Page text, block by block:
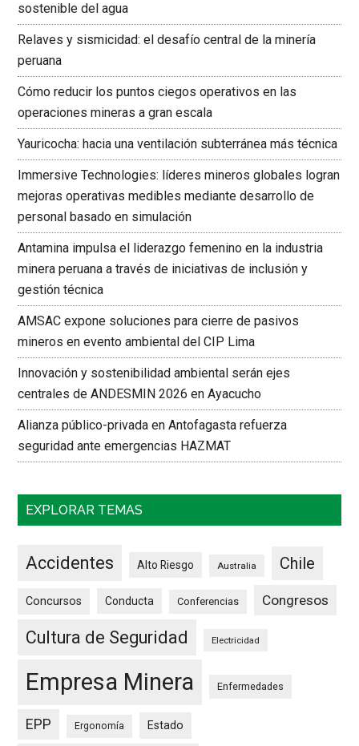
sostenible del agua
Relaves y sismicidad: el desafío central de la minería
peruana
Cómo reducir los puntos ciegos operativos en las
operaciones mineras a gran escala
Yauricocha: hacia una ventilación subterránea más técnica
Immersive Technologies: líderes mineros globales logran
mejoras operativas medibles mediante desarrollo de
personal basado en simulación
Antamina impulsa el liderazgo femenino en la industria
minera peruana a través de iniciativas de inclusión y
gestión técnica
AMSAC expone soluciones para cierre de pasivos
mineros en evento ambiental del CIP Lima
Innovación y sostenibilidad ambiental serán ejes
centrales de ANDESMIN 2026 en Ayacucho
Alianza público-privada en Antofagasta refuerza
seguridad ante emergencias HAZMAT
EXPLORAR TEMAS
Accidentes Alto Riesgo Australia Chile
Concursos Conducta Conferencias Congresos
Cultura de Seguridad Electricidad
Empresa Minera Enfermedades
EPP Ergonomía Estado